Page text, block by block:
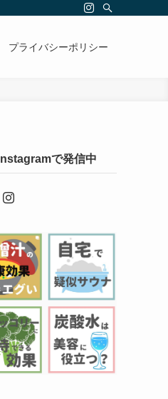
プライバシーポリシー
で発信中